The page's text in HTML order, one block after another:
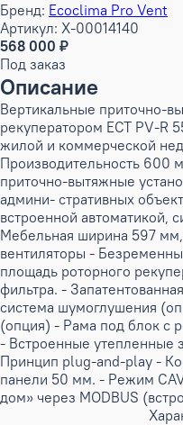
Бренд: Ecoclima Pro Vent
Артикул: X-00014140
568 000 ₽
Под заказ
Описание
Вертикальные приточно-
рекуператором ECT PV-R
жилой и коммерческой
Производительность 600
приточно-вытяжные
админи- стративных
встроенной автоматикой,
Мебельная ширина 597 мм,
вентиляторы -
площадь роторного
фильтра. -
система шумоглушения
(опция) - Рама под блок с
- Встроенные утепленные
Принцип plug-and-play -
панели 50 мм. - Режим
дом» через MODBUS